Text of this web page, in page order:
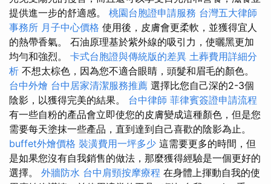
提供進一步的舒適感。 桃園台胞證申請服務 台灣五大律師
事務所 月子中心價格 使用後，皮膚會更柔軟，並獲得宜人
的熱帶香氣。 石油原理基於紫外線的吸引力，使曬黑更加
均勻和強烈。 卡式台胞證與傳統版的差異 土葬費用詳細分
析 不想太棕色，因為您不適合眼睛，頭髮和眉毛的顏色。
台中外燴 台中居家清潔服務推薦 選擇比您自己深的2-3個
陰影，以獲得完美的結果。 台中律師 菲律賓簽證申請流程
有一些自粉的產品會立即使您的皮膚變成這種顏色，但是您
需要每天塗抹一些產品，直到達到自己喜歡的陰影為止。
buffet外燴價格 裝潢費用一坪多少 這需要更多的時間，但
是如果您沒有自我銷售的做法，那麼獲得經驗是一個更好的
選擇。 外牆防水 台中肩頸按摩療程 在身體上揮動自我的使